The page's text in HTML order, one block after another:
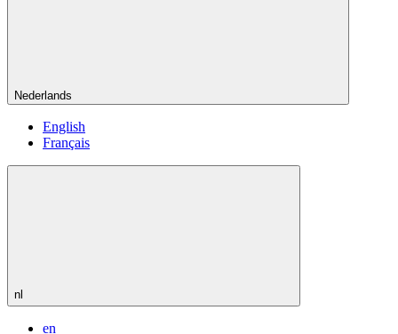
Nederlands
English
Français
nl
en